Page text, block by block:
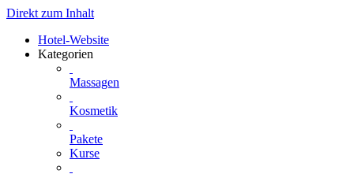
Direkt zum Inhalt
Hotel-Website
Kategorien
Massagen
Kosmetik
Pakete
Kurse